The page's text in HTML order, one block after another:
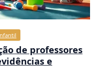
de professores
e